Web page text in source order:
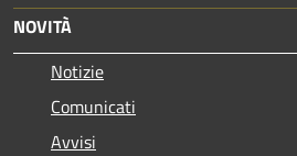
NOVITÀ
Notizie
Comunicati
Avvisi